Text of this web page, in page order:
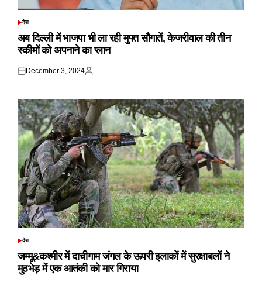
POSTED
देश
अब दिल्ली में भाजपा भी ला रही मुफ्त सौगातें, केजरीवाल की तीन
स्कीमों को अपनाने का प्लान
Posted
December 3, 2024
Posted
POSTED
देश
जम्मू&कश्मीर में दाचीगाम जंगल के ऊपरी इलाकों में सुरक्षाबलों ने
मुठभेड़ में एक आतंकी को मार गिराया